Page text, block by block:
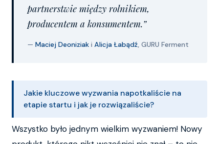
partnerstwie między rolnikiem,
producentem a konsumentem.”
— Maciej Deoniziak i Alicja Łabądź, GURU Ferment
Jakie kluczowe wyzwania napotkaliście na
etapie startu i jak je rozwiązaliście?
Wszystko było jednym wielkim wyzwaniem! Nowy